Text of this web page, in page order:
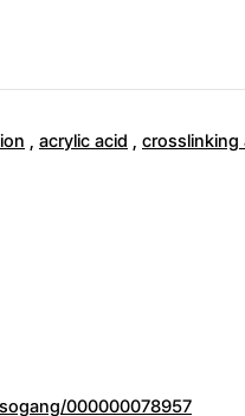
, acrylic acid , crosslinking
000000078957